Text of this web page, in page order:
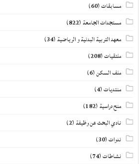
مسابقات(60)
مستجدات الجامعة (822)
معهد التربية البدنية و الرياضية (34)
ملتقيات(208)
ملف السكن(6)
منتديات(4)
منح دراسية (182)
نادي البحث عن وظيفة (2)
ندوات(30)
نشاطات(74)